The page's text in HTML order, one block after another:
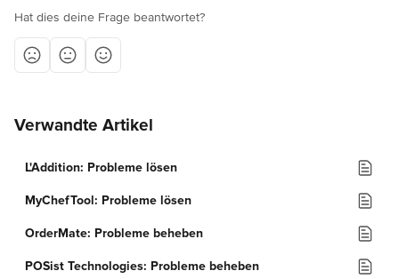
Hat dies deine Frage beantwortet?
Verwandte Artikel
L'Addition: Probleme lösen
MyChefTool: Probleme lösen
OrderMate: Probleme beheben
POSist Technologies: Probleme beheben